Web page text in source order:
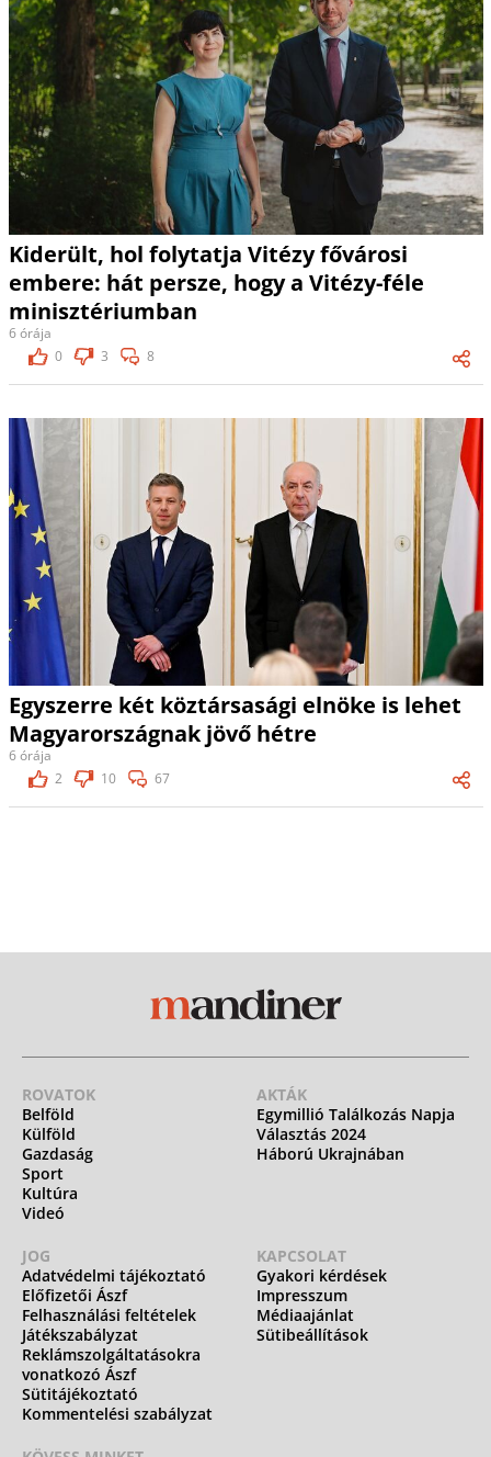
Kiderült, hol folytatja Vitézy fővárosi
embere: hát persze, hogy a Vitézy-féle
minisztériumban
6 órája
0
3 8
Egyszerre két köztársasági elnöke is lehet
Magyarországnak jövő hétre
6 órája
2
10 67
ROVATOK
Belföld
Külföld
Gazdaság
Sport
Kultúra
Videó
AKTÁK
Egymillió Találkozás Napja
Választás 2024
Háború Ukrajnában
JOG
Adatvédelmi tájékoztató
Előfizetői Ászf
Felhasználási feltételek
Játékszabályzat
Reklámszolgáltatásokra
vonatkozó Ászf
Sütitájékoztató
Kommentelési szabályzat
KAPCSOLAT
Gyakori kérdések
Impresszum
Médiaajánlat
Sütibeállítások